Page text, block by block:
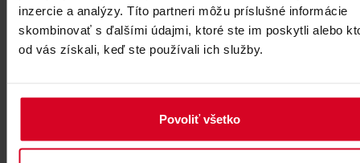
inzercie a analýzy. Títo partneri môžu príslušné informácie
skombinovať s ďalšími údajmi, ktoré ste im poskytli alebo
od vás získali, keď ste používali ich služby.
Povoliť všetko